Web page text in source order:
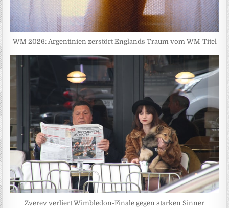
WM 2026: Argentinien zerstört Englands Traum vom WM-Titel
Zverev verliert Wimbledon-Finale gegen starken Sinner